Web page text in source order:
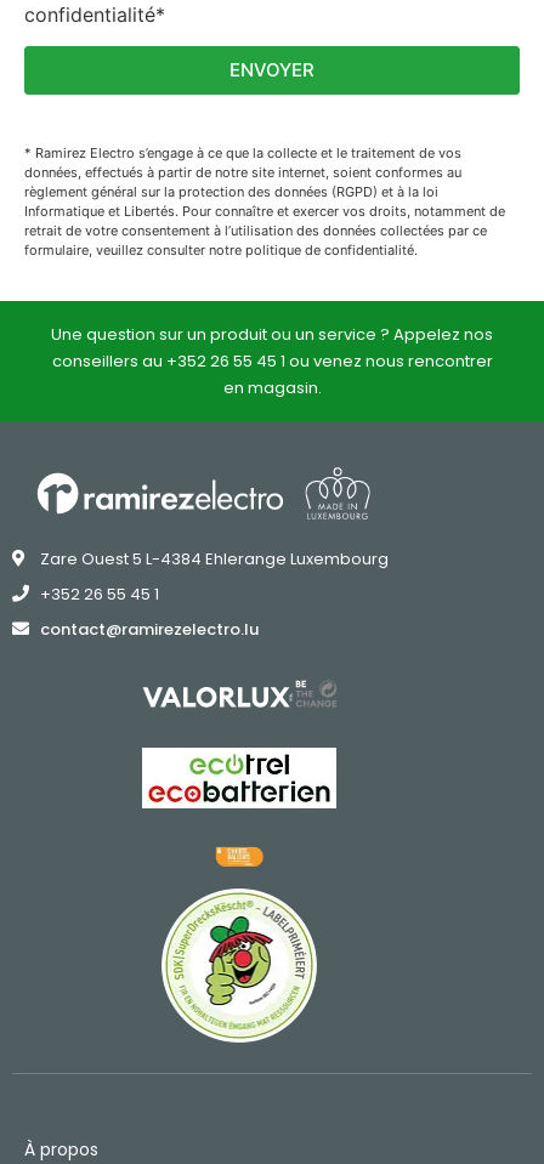
confidentialité*
ENVOYER
* Ramirez Electro s’engage à ce que la collecte et le traitement de vos
données, effectués à partir de notre site internet, soient conformes au
règlement général sur la protection des données (RGPD) et à la loi
Informatique et Libertés. Pour connaître et exercer vos droits, notamment de
retrait de votre consentement à l’utilisation des données collectées par ce
formulaire, veuillez consulter notre politique de confidentialité.
Une question sur un produit ou un service ? Appelez nos
conseillers au +352 26 55 45 1 ou venez nous rencontrer
en magasin.
Zare Ouest 5 L-4384 Ehlerange Luxembourg
+352 26 55 45 1
contact@ramirezelectro.lu
À propos